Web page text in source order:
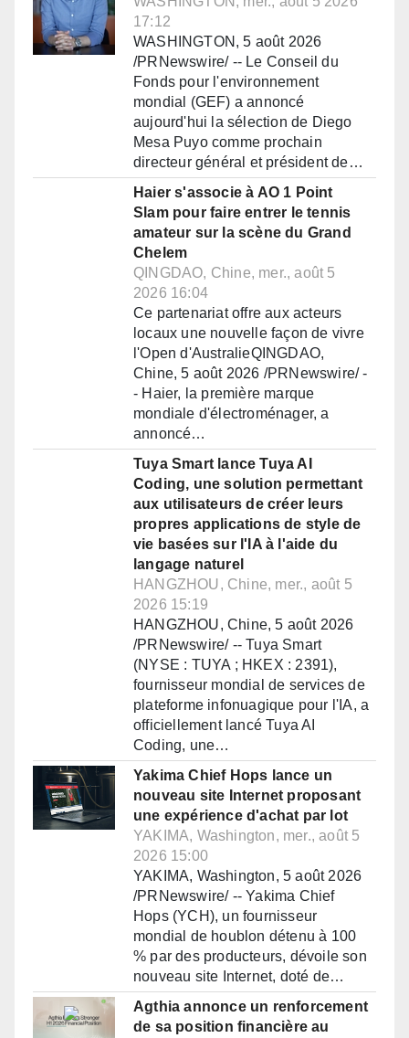
17:12
WASHINGTON, 5 août 2026
/PRNewswire/ -- Le Conseil du
Fonds pour l'environnement
mondial (GEF) a annoncé
aujourd'hui la sélection de Diego
Mesa Puyo comme prochain
directeur général et président de…
Haier s'associe à AO 1 Point
Slam pour faire entrer le tennis
amateur sur la scène du Grand
Chelem
QINGDAO, Chine, mer., août 5
2026 16:04
Ce partenariat offre aux acteurs
locaux une nouvelle façon de vivre
l'Open d'AustralieQINGDAO,
Chine, 5 août 2026 /PRNewswire/ -
- Haier, la première marque
mondiale d'électroménager, a
annoncé…
Tuya Smart lance Tuya AI
Coding, une solution permettant
aux utilisateurs de créer leurs
propres applications de style de
vie basées sur l'IA à l'aide du
langage naturel
HANGZHOU, Chine, mer., août 5
2026 15:19
HANGZHOU, Chine, 5 août 2026
/PRNewswire/ -- Tuya Smart
(NYSE : TUYA ; HKEX : 2391),
fournisseur mondial de services de
plateforme infonuagique pour l'IA, a
officiellement lancé Tuya AI
Coding, une…
Yakima Chief Hops lance un
nouveau site Internet proposant
une expérience d'achat par lot
YAKIMA, Washington, mer., août 5
2026 15:00
YAKIMA, Washington, 5 août 2026
/PRNewswire/ -- Yakima Chief
Hops (YCH), un fournisseur
mondial de houblon détenu à 100
% par des producteurs, dévoile son
nouveau site Internet, doté de…
Agthia annonce un renforcement
de sa position financière au